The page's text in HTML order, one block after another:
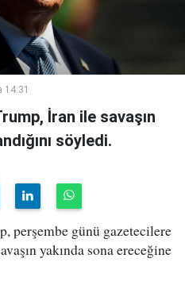
14:31
İran ile savaşın
söyledi.
perşembe günü gazetecilere
yakında sona ereceğine